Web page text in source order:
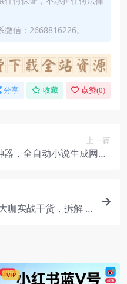
信：2668816226。
分享 收藏 点赞(0)
上一篇
，全自动小说生成网站-
咖实战干货，拆解 A
VIP